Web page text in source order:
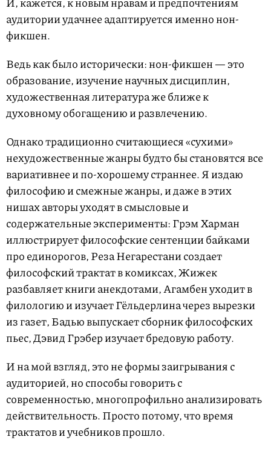
аудитории удачнее адаптируется именно нон-
фикшен.
Ведь как было исторически: нон-фикшен — это
образование, изучение научных дисциплин,
художественная литература же ближе к
духовному обогащению и развлечению.
Однако традиционно считающиеся «сухими»
нехудожественные жанры будто бы становятся все
вариативнее и по-хорошему страннее. Я издаю
философию и смежные жанры, и даже в этих
нишах авторы уходят в смысловые и
содержательные эксперименты: Грэм Харман
иллюстрирует философские сентенции байками
про единорогов, Реза Негарестани создает
философский трактат в комиксах, Жижек
разбавляет книги анекдотами, Агамбен уходит в
филологию и изучает Гёльдерлина через вырезки
из газет, Бадью выпускает сборник философских
пьес, Дэвид Грэбер изучает бредовую работу.
И на мой взгляд, это не формы заигрывания с
аудиторией, но способы говорить с
современностью, многопрофильно анализировать
действительность. Просто потому, что время
трактатов и учебников прошло.